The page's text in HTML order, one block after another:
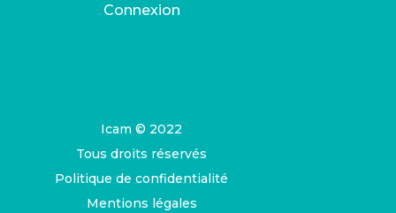
Connexion
Icam © 2022
Tous droits réservés
Politique de confidentialité
Mentions légales